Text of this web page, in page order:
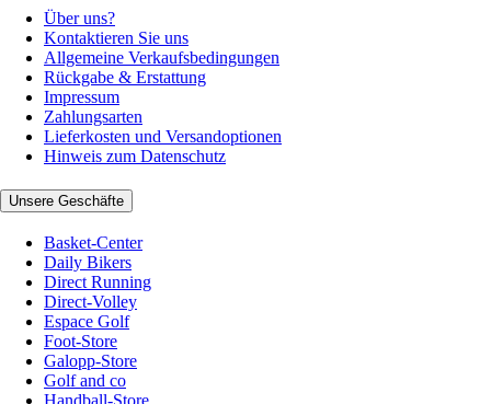
Über uns?
Kontaktieren Sie uns
Allgemeine Verkaufsbedingungen
Rückgabe & Erstattung
Impressum
Zahlungsarten
Lieferkosten und Versandoptionen
Hinweis zum Datenschutz
Unsere Geschäfte
Basket-Center
Daily Bikers
Direct Running
Direct-Volley
Espace Golf
Foot-Store
Galopp-Store
Golf and co
Handball-Store